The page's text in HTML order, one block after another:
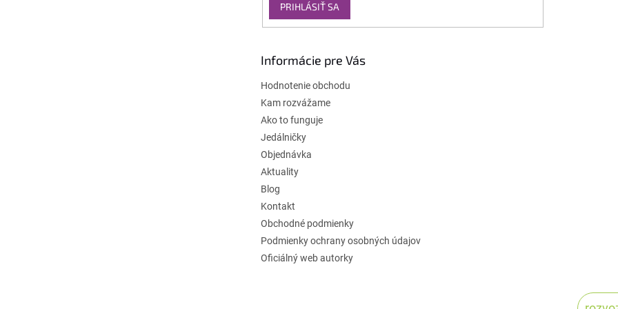
PRIHLÁSIŤ SA
Informácie pre Vás
Hodnotenie obchodu
Kam rozvážame
Ako to funguje
Jedálničky
Objednávka
Aktuality
Blog
Kontakt
Obchodné podmienky
Podmienky ochrany osobných údajov
Oficiálný web autorky